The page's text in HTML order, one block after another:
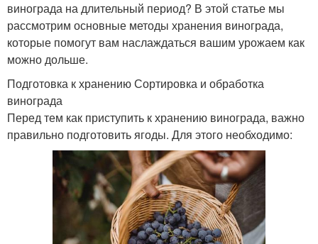
винограда на длительный период? В этой статье мы
рассмотрим основные методы хранения винограда,
которые помогут вам наслаждаться вашим урожаем как
можно дольше.
Подготовка к хранению Сортировка и обработка
винограда
Перед тем как приступить к хранению винограда, важно
правильно подготовить ягоды. Для этого необходимо: